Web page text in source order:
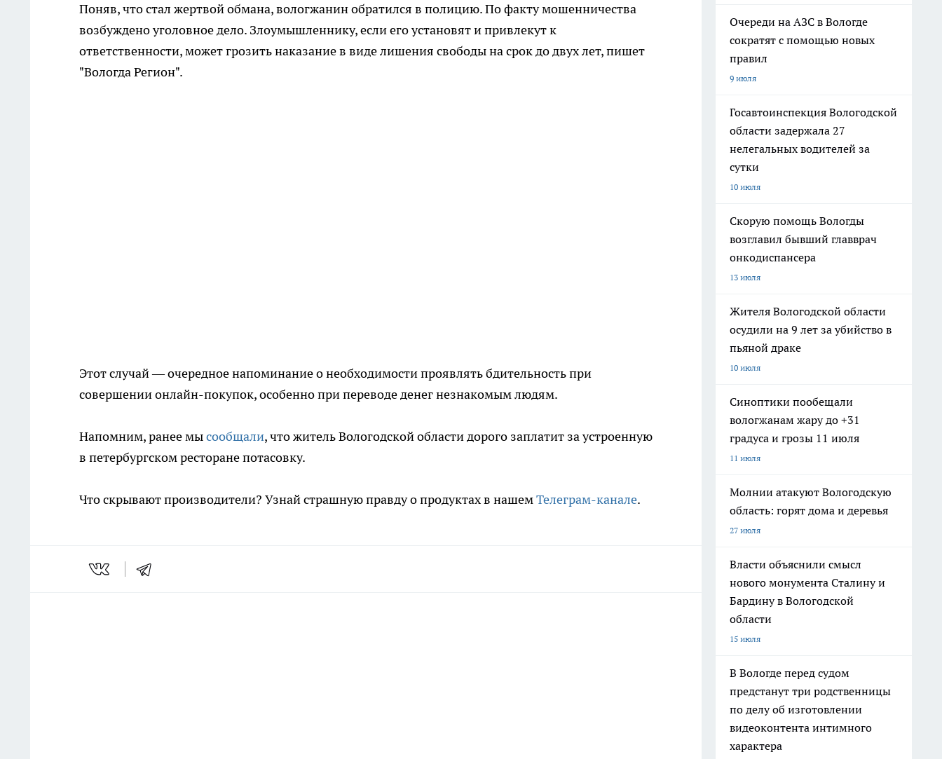
Поняв, что стал жертвой обмана, вологжанин обратился в полицию. По факту мошенничества
возбуждено уголовное дело. Злоумышленнику, если его установят и привлекут к
ответственности, может грозить наказание в виде лишения свободы на срок до двух лет, пишет
"Вологда Регион".
Этот случай — очередное напоминание о необходимости проявлять бдительность при
совершении онлайн-покупок, особенно при переводе денег незнакомым людям.
Напомним, ранее мысообщали, что житель Вологодской области дорого заплатит за устроенную
в петербургском ресторане потасовку.
Что скрывают производители? Узнай страшную правду о продуктах в нашемТелеграм-канале.
Очереди на АЗС в Вологде
сократят с помощью новых
правил
9 июля
Госавтоинспекция Вологодской
области задержала 27
нелегальных водителей за
сутки
10 июля
Скорую помощь Вологды
возглавил бывший главврач
онкодиспансера
13 июля
Жителя Вологодской области
осудили на 9 лет за убийство в
пьяной драке
10 июля
Синоптики пообещали
вологжанам жару до +31
градуса и грозы 11 июля
11 июля
Молнии атакуют Вологодскую
область: горят дома и деревья
27 июля
Власти объяснили смысл
нового монумента Сталину и
Бардину в Вологодской
области
15 июля
В Вологде перед судом
предстанут три родственницы
по делу об изготовлении
видеоконтента интимного
характера